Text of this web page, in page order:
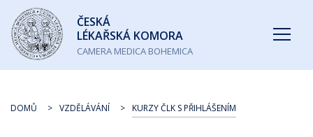
Česká
lékařská
komora
ČESKÁ
LÉKAŘSKÁ KOMORA
CAMERA MEDICA BOHEMICA
DOMŮ VZDĚLÁVÁNÍ KURZY ČLK S PŘIHLÁŠENÍM